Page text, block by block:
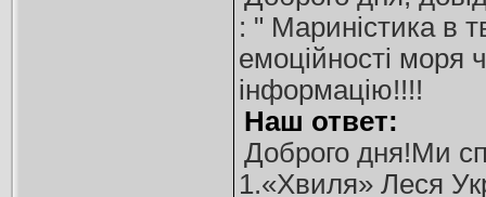
: " Мариністика в
емоційності моря
інформацію!!!!
Наш ответ:
Доброго дня!Ми
1.«Хвиля» Леся